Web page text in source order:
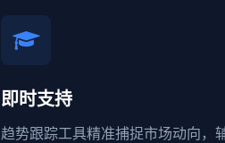
即时支持
趋势跟踪工具精准捕捉市场动向，